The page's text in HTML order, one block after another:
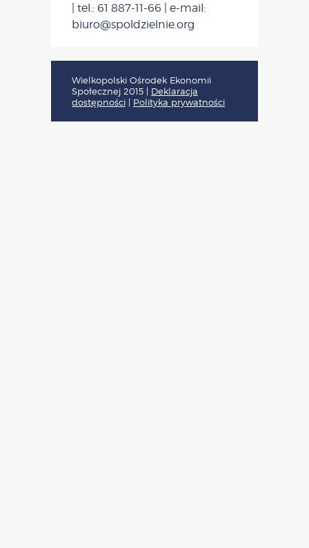
| tel.: 61 887-11-66 | e-mail:
biuro@spoldzielnie.org
Wielkopolski Ośrodek Ekonomii
Społecznej 2015 | Deklaracja
dostępności | Polityka prywatności